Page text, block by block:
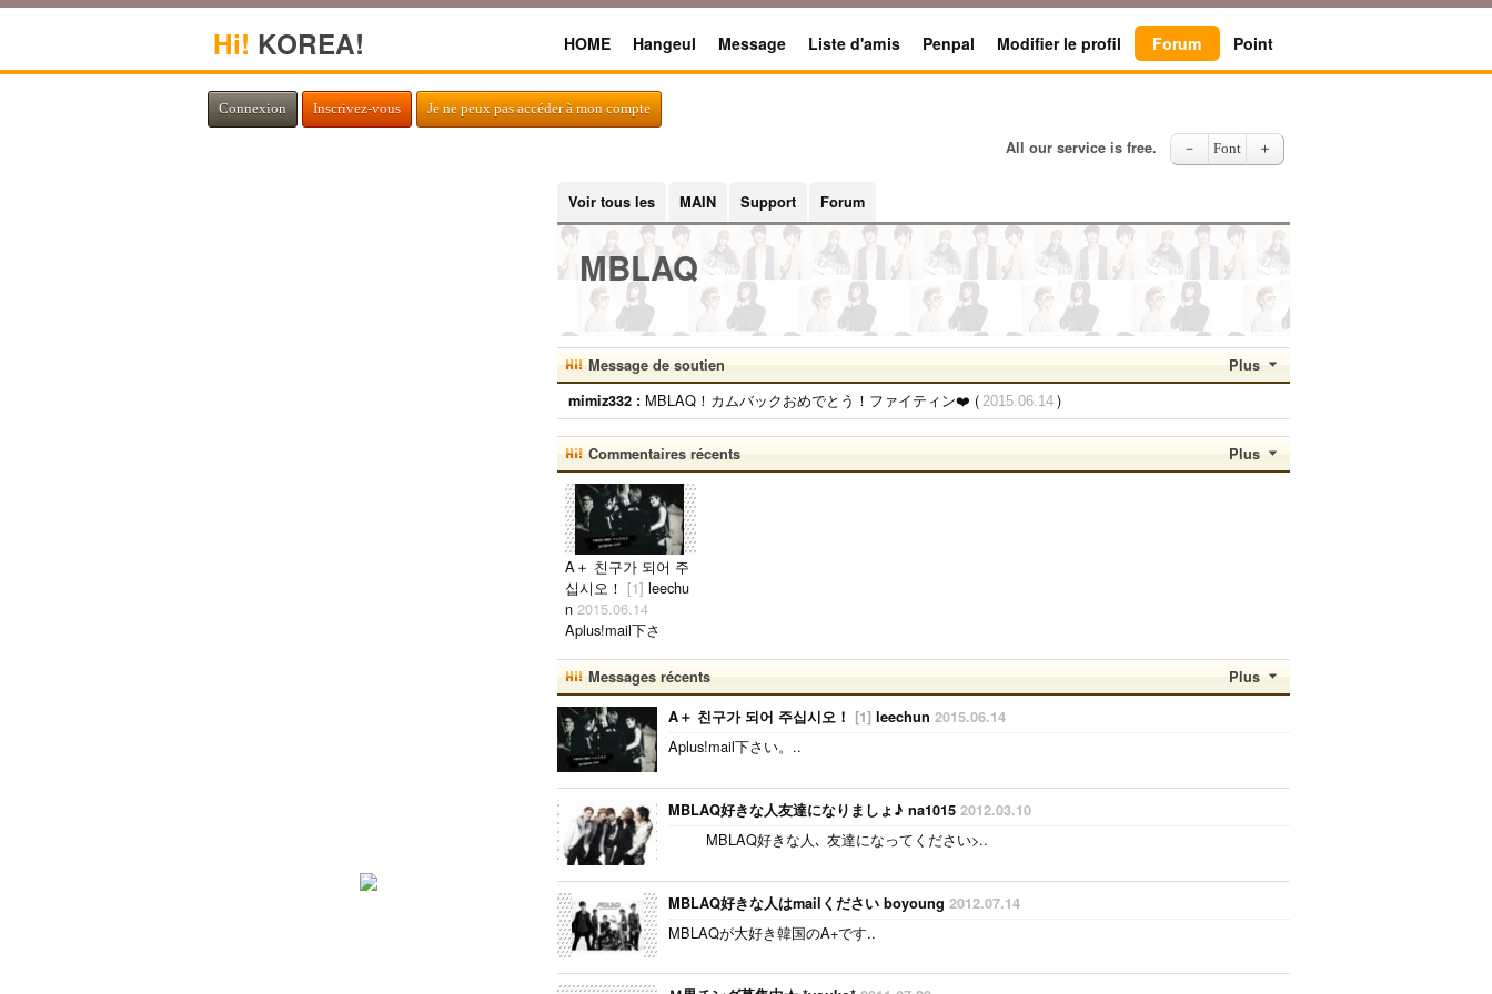
Hi! KOREA! HOME Hangeul Message Liste d'amis Penpal Modifier le profil Forum Point
Connexion Inscrivez-vous Je ne peux pas accéder à mon compte
All our service is free. － Font ＋
Voir tous les MAIN Support Forum
MBLAQ
Plus
Message de soutien
mimiz332 : MBLAQ！カムバックおめでとう！ファイティン❤️ ( 2015.06.14 )
Plus
Commentaires récents
A＋ 친구가 되어 주
십시오！ [1] leechu
n 2015.06.14
Aplus!mail下さ
Plus
Messages récents
A＋ 친구가 되어 주십시오！ [1] leechun 2015.06.14
Aplus!mail下さい。..
MBLAQ好きな人友達になりましょ♪ na1015 2012.03.10
MBLAQ好きな人､ 友達になってください>..
MBLAQ好きな人はmailください boyoung 2012.07.14
MBLAQが大好き韓国のA+です..